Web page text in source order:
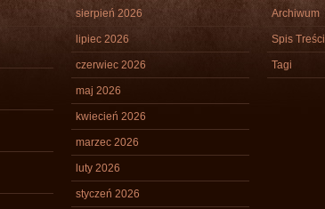
sierpień 2026
lipiec 2026
czerwiec 2026
maj 2026
kwiecień 2026
marzec 2026
luty 2026
styczeń 2026
Archiwum
Spis Treści
Tagi